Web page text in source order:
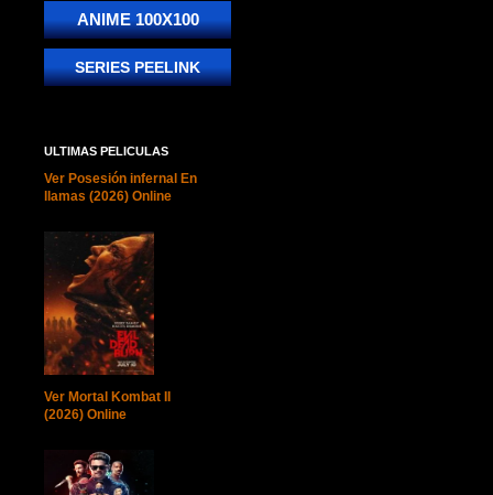
ANIME 100X100
SERIES PEELINK
ULTIMAS PELICULAS
Ver Posesión infernal En
llamas (2026) Online
Ver Mortal Kombat II
(2026) Online